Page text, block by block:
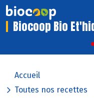
Biocoop Bio
Accueil
Toutes nos recettes